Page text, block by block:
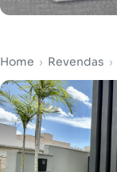
Home › Revendas ›